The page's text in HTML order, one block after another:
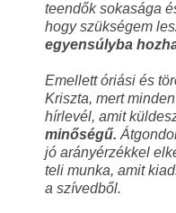
teendők sokasága
hogy szükségem
egyensúlyba
Emellett óriási és
Kriszta, mert
hírlevél, amit
minőségű.
jó arányérzékkel
teli munka, amit
a szívedből.